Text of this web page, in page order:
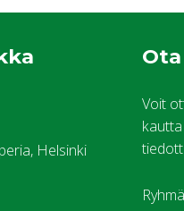
Helsinki
Voit